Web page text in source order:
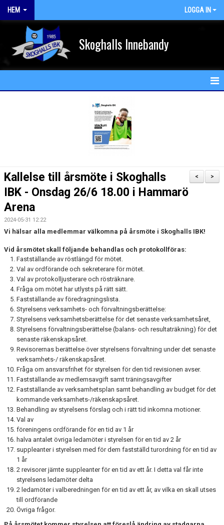
HEM LOGGA IN
Skoghalls Innebandy
MATCHER
MEDLEM
SOUVENIRER
KONTAKTA OSS
KONTAKTUPPGIFTER VÅRA LAG
>
<
Kallelse till årsmöte i Skoghalls
IBK - Onsdag 26/6 18.00 i Hammarö
Arena
2024-05-31 12:22
Vi hälsar alla medlemmar välkomna på årsmöte i Skoghalls IBK!
Vid årsmötet skall följande behandlas och protokollföras:
Fastställande av röstlängd för mötet.
Val av ordförande och sekreterare för mötet.
Val av protokolljusterare och rösträknare.
Fråga om mötet har utlysts på rätt sätt.
Fastställande av föredragningslista.
Styrelsens verksamhets- och förvaltningsberättelse:
Styrelsens verksamhetsberättelse för det senaste verksamhetsåret,
Styrelsens förvaltningsberättelse (balans- och resultaträkning) för det
senaste räkenskapsåret.
Revisorernas berättelse över styrelsens förvaltning under det senaste
verksamhets-/ räkenskapsåret.
Fråga om ansvarsfrihet för styrelsen för den tid revisionen avser.
Fastställande av medlemsavgift samt träningsavgifter
Fastställande av verksamhetsplan samt behandling av budget för det
kommande verksamhets-/räkenskapsåret.
Behandling av styrelsens förslag och i rätt tid inkomna motioner.
Val av
föreningens ordförande för en tid av 1 år
halva antalet övriga ledamöter i styrelsen för en tid av 2 år
suppleanter i styrelsen med för dem fastställd turordning för en tid av
1 år
2 revisorer jämte suppleanter för en tid av ett år. I detta val får inte
styrelsens ledamöter delta
2 ledamöter i valberedningen för en tid av ett år, av vilka en skall utses
till ordförande
Övriga frågor.